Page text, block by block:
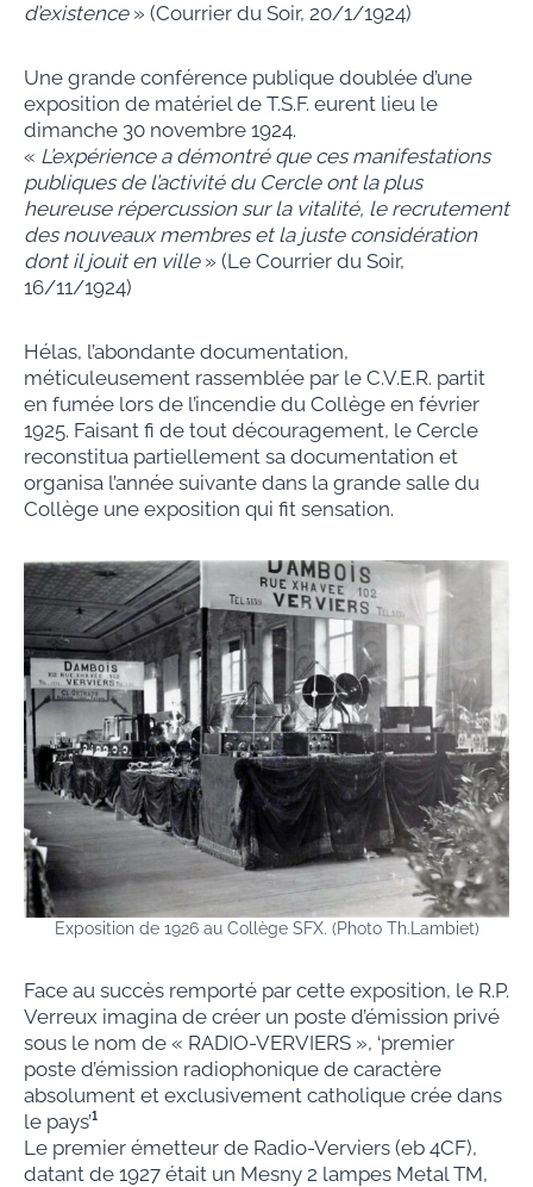
d’existence» (Courrier du Soir, 20/1/1924)
Une grande conférence publique doublée d’une
exposition de matériel de T.S.F. eurent lieu le
dimanche 30 novembre 1924.
« L’expérience a démontré que ces manifestations
publiques de l’activité du Cercle ont la plus
heureuse répercussion sur la vitalité, le recrutement
des nouveaux membres et la juste considération
dont il jouit en ville» (Le Courrier du Soir,
16/11/1924)
Hélas, l’abondante documentation,
méticuleusement rassemblée par le C.V.E.R. partit
en fumée lors de l’incendie du Collège en février
1925. Faisant fi de tout découragement, le Cercle
reconstitua partiellement sa documentation et
organisa l’année suivante dans la grande salle du
Collège une exposition qui fit sensation.
Exposition de 1926 au Collège SFX. (Photo Th.Lambiet)
Face au succès remporté par cette exposition, le R.P.
Verreux imagina de créer un poste d’émission privé
sous le nom de « RADIO-VERVIERS », ‘premier
poste d’émission radiophonique de caractère
absolument et exclusivement catholique crée dans
le pays’¹
Le premier émetteur de Radio-Verviers (eb 4CF),
datant de 1927 était un Mesny 2 lampes Metal TM,